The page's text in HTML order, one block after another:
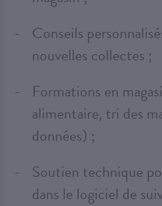
Conseils
nouvelles collectes ;
Formations en
alimentaire, tri des
données) ;
Soutien technique
dans le logiciel de